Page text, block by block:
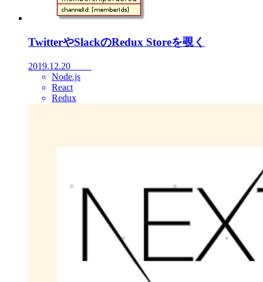
TwitterやSlackのRedux Storeを覗く
2019.12.20
Node.js
React
Redux